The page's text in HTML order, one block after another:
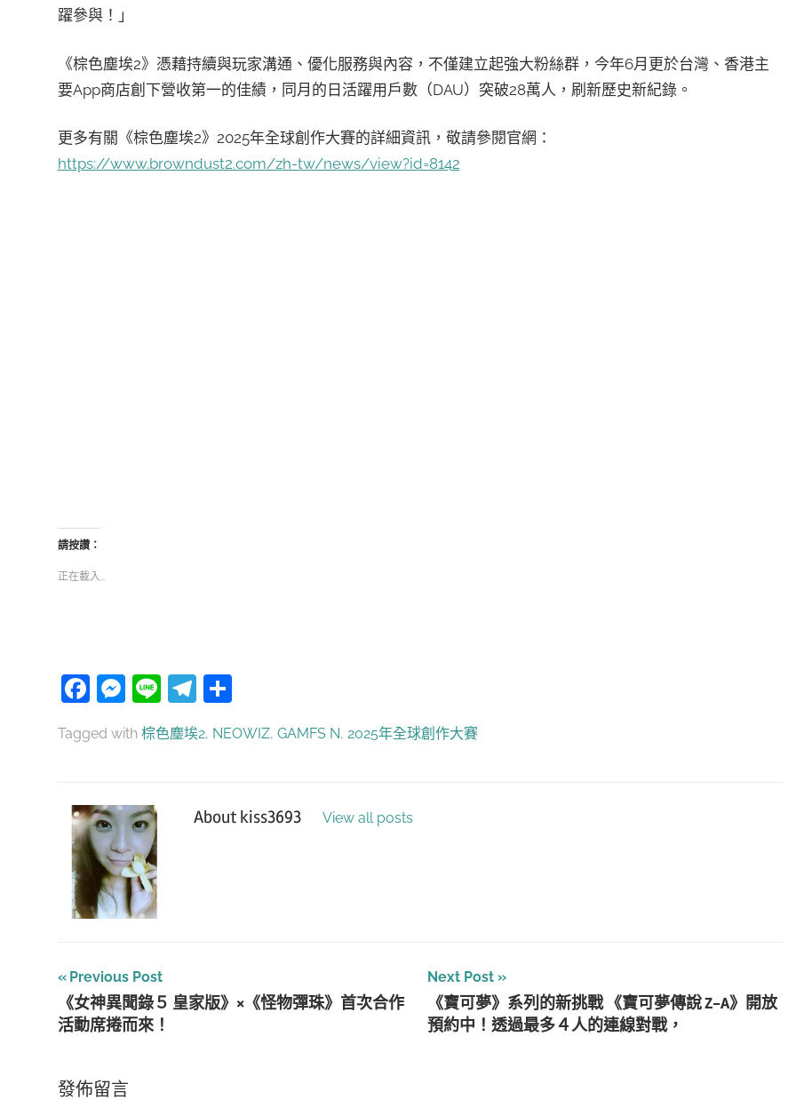
躍參與！」
《棕色塵埃2》憑藉持續與玩家溝通、優化服務與內容，不僅建立起強大粉絲群，今年6月更於台灣、香港主
要App商店創下營收第一的佳績，同月的日活躍用戶數（DAU）突破28萬人，刷新歷史新紀錄。
更多有關《棕色塵埃2》2025年全球創作大賽的詳細資訊，敬請參閱官網：
https://www.browndust2.com/zh-tw/news/view?id=8142
請按讚：
正在載入...
Facebook
Messenger
LineTelegram
分
Tagged with 棕色塵埃2, NEOWIZ, GAMFS N, 2025年全球創作大賽
About kiss3693 View all posts
文
章
覽
Previous Post
《女神異聞錄５ 皇家版》×《怪物彈珠》首次合作
活動席捲而來！
Next Post
《寶可夢》系列的新挑戰 《寶可夢傳說 Z-A》開放
預約中！透過最多４人的連線對戰，
發佈留言